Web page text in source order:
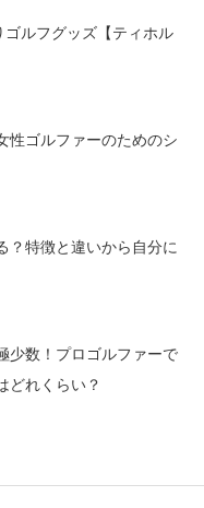
ルフグッズ【ティホル
性ゴルファーのためのシ
？特徴と違いから自分に
少数！プロゴルファーで
どれくらい？